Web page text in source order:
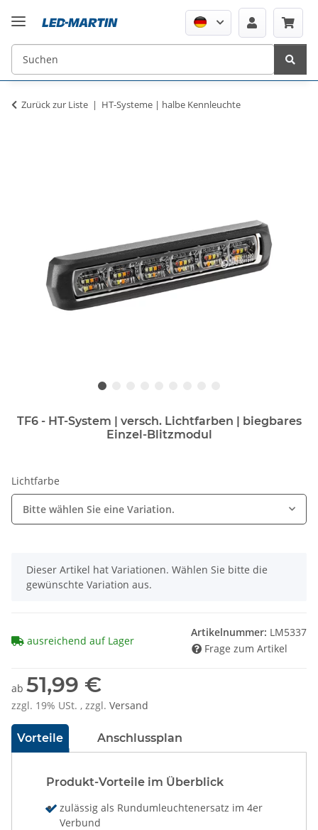
Zurück zur Liste HT-Systeme | halbe Kennleuchte
TF6 - HT-System | versch. Lichtfarben | biegbares
Einzel-Blitzmodul
ab 51,99 €
zzgl. 19% USt. , zzgl. Versand
Vorteile Anschlussplan
Produkt-Vorteile im Überblick
zulässig als Rundumleuchtenersatz im 4er
Verbund
ausreichend auf Lager
Artikelnummer: LM5337
Frage zum Artikel
Lichtfarbe
Bitte wählen Sie eine Variation.
x
Dieser Artikel hat Variationen. Wählen Sie bitte die
gewünschte Variation aus.